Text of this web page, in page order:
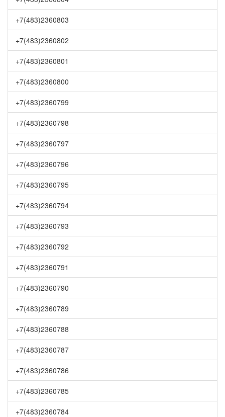
+7(483)2360803
+7(483)2360802
+7(483)2360801
+7(483)2360800
+7(483)2360799
+7(483)2360798
+7(483)2360797
+7(483)2360796
+7(483)2360795
+7(483)2360794
+7(483)2360793
+7(483)2360792
+7(483)2360791
+7(483)2360790
+7(483)2360789
+7(483)2360788
+7(483)2360787
+7(483)2360786
+7(483)2360785
+7(483)2360784